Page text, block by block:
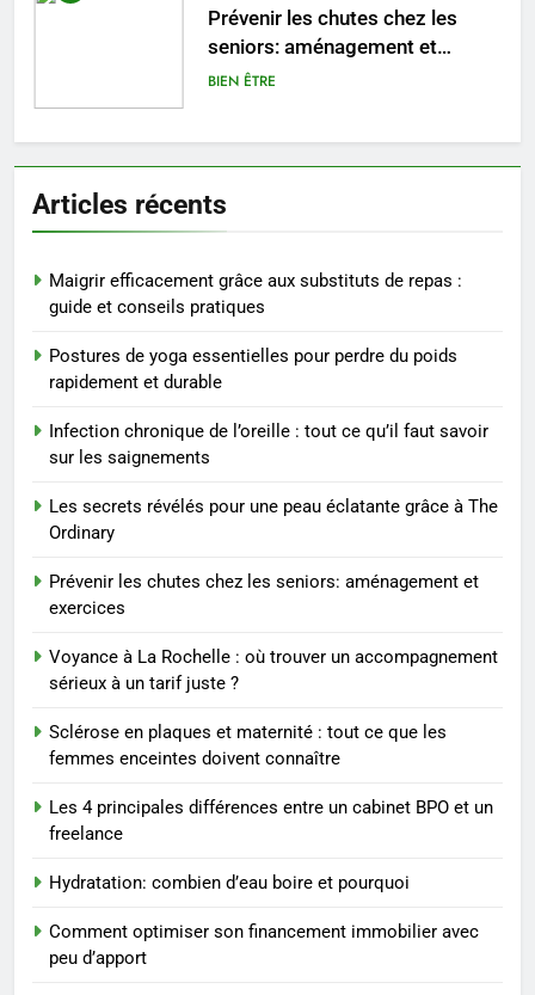
Voyance à La Rochelle : où
trouver un accompagnement
sérieux à un tarif juste ?
BIEN ÊTRE
7
maternité : tout ce que les
femmes enceintes doivent
SANTÉ
8
entre un cabinet BPO et un
freelance
1
substituts de repas : guide et
2
Postures de yoga essentielles
pour perdre du poids
Infection chronique de l’oreille :
SANTÉ
4
Articles récents
Maigrir efficacement grâce aux substituts de repas :
guide et conseils pratiques
Postures de yoga essentielles pour perdre du poids
rapidement et durable
Infection chronique de l’oreille : tout ce qu’il faut savoir
sur les saignements
Les secrets révélés pour une peau éclatante grâce à The
Ordinary
Prévenir les chutes chez les seniors: aménagement et
exercices
Voyance à La Rochelle : où trouver un accompagnement
sérieux à un tarif juste ?
Sclérose en plaques et maternité : tout ce que les
femmes enceintes doivent connaître
Les 4 principales différences entre un cabinet BPO et un
freelance
Hydratation: combien d’eau boire et pourquoi
Comment optimiser son financement immobilier avec
peu d’apport